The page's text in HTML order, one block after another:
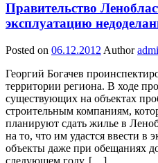
Правительство
эксплуатацию
Posted on 06.12.2012 Author
Георгий Богачев
территории региона. В ходе
существующих на объектах
строительным компаниям,
планируют сдать жилье в
на то, что им удастся ввести в
объекты даже при обещаниях
следующем году. […]